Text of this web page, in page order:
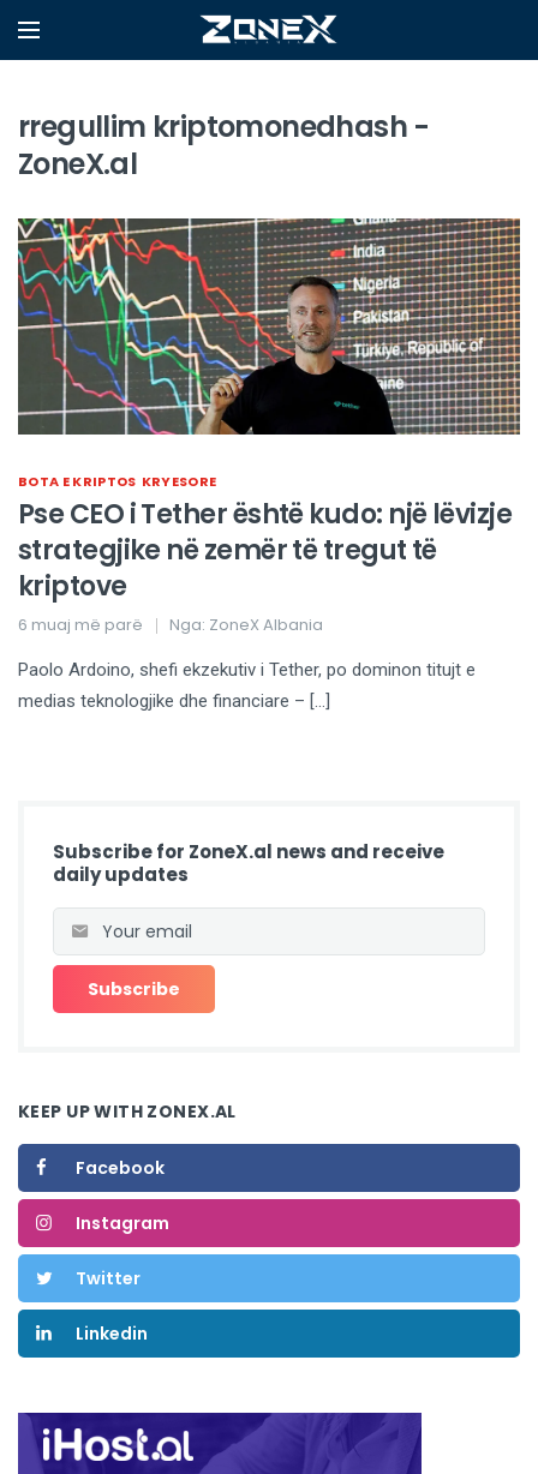
rregullim kriptomonedhash -
ZoneX.al
BOTA E KRIPTOS KRYESORE
Pse CEO i Tether është kudo: një lëvizje
strategjike në zemër të tregut të
kriptove
6 muaj më parë Nga: ZoneX Albania
Paolo Ardoino, shefi ekzekutiv i Tether, po dominon titujt e
medias teknologjike dhe financiare – […]
Subscribe for ZoneX.al news and receive
daily updates
KEEP UP WITH ZONEX.AL
Facebook
Instagram
Twitter
Linkedin